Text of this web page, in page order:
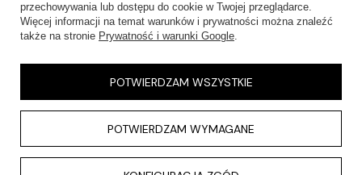
przechowywania lub dostępu do cookie w Twojej przeglądarce.
Więcej informacji na temat warunków i prywatności można znaleźć
także na stronie Prywatność i warunki Google.
POTWIERDZAM WYMAGANE
POTWIERDZAM WSZYSTKIE